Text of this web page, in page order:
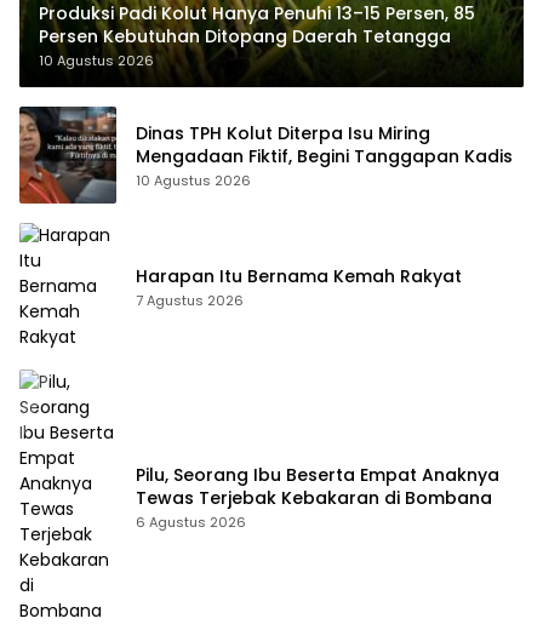
Produksi Padi Kolut Hanya Penuhi 13–15 Persen, 85
Persen Kebutuhan Ditopang Daerah Tetangga
10 Agustus 2026
Dinas TPH Kolut Diterpa Isu Miring
Mengadaan Fiktif, Begini Tanggapan Kadis
10 Agustus 2026
Harapan Itu Bernama Kemah Rakyat
7 Agustus 2026
Pilu, Seorang Ibu Beserta Empat Anaknya
Tewas Terjebak Kebakaran di Bombana
6 Agustus 2026